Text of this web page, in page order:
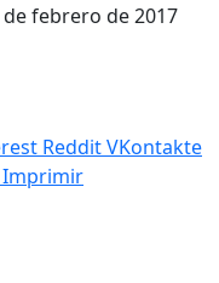
de febrero de 2017
RedditVKontakte
Imprimir